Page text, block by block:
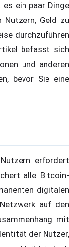
ein paar Dinge
Nutzern, Geld zu
durchzuführen
befasst sich
und anderen
bevor Sie eine
erfordert
alle Bitcoin-
digitalen
auf den
mit
der Nutzer,